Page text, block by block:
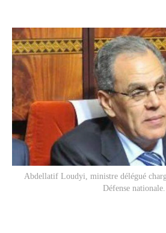
Abdellatif Loudyi, ministre délégué
Défense